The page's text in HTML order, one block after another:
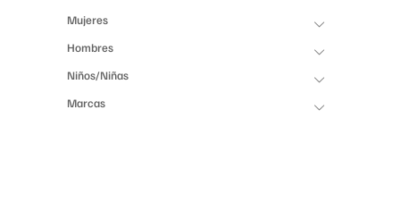
Mujeres
Hombres
Niños/Niñas
Marcas